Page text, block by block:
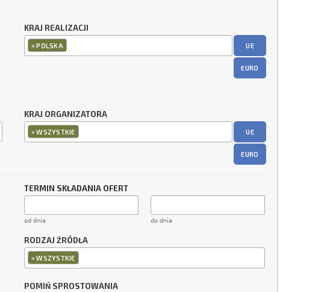
KRAJ REALIZACJI
×POLSKA UE
EURO
KRAJ ORGANIZATORA
×WSZYSTKIE UE
EURO
TERMIN SKŁADANIA OFERT
od dnia do dnia
RODZAJ ŹRÓDŁA
×WSZYSTKIE
POMIŃ SPROSTOWANIA